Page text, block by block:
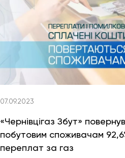
07.09.2023
«Чернівцігаз Збут» повернув
побутовим споживачам
переплат за газ